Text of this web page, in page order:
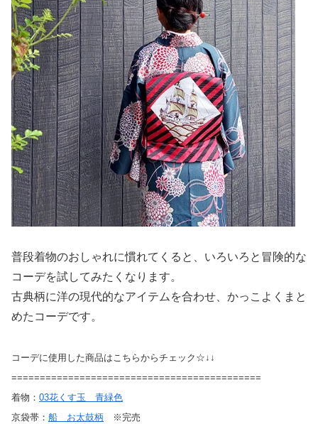
普段着物のおしゃれに慣れてくると、いろいろと冒険的な
コーデを試してみたくなります。
古典柄に洋の現代的なアイテムを合わせ、かっこよくまと
めたコーデです。
コーデに使用した商品はこちらからチェック☆↓↓
============================================
着物： 03花くす玉 青緑色
京袋帯： 船 お太鼓柄 ※完売